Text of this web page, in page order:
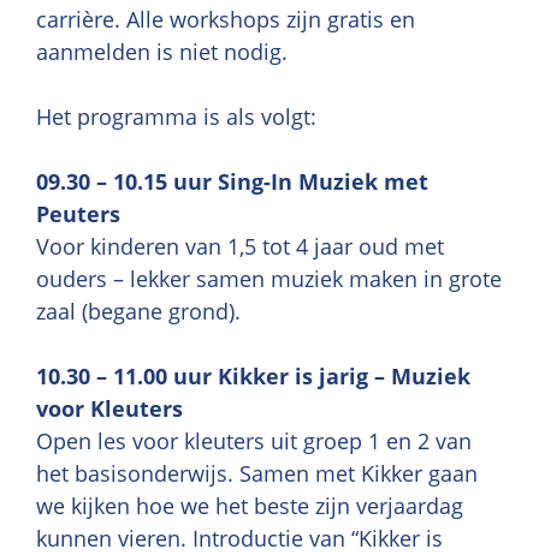
carrière. Alle workshops zijn gratis en
aanmelden is niet nodig.
Het programma is als volgt:
09.30 – 10.15 uur Sing-In Muziek met
Peuters
Voor kinderen van 1,5 tot 4 jaar oud met
ouders – lekker samen muziek maken in grote
zaal (begane grond).
10.30 – 11.00 uur Kikker is jarig – Muziek
voor Kleuters
Open les voor kleuters uit groep 1 en 2 van
het basisonderwijs. Samen met Kikker gaan
we kijken hoe we het beste zijn verjaardag
kunnen vieren. Introductie van “Kikker is